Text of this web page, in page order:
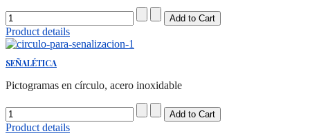
Product details
SEÑALÉTICA
Pictogramas en círculo, acero inoxidable
Product details